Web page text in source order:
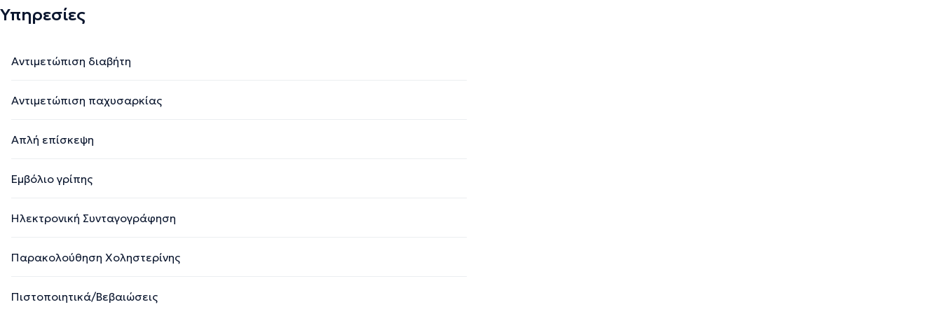
Υπηρεσίες
Αντιμετώπιση διαβήτη
Αντιμετώπιση παχυσαρκίας
Απλή επίσκεψη
Εμβόλιο γρίπης
Ηλεκτρονική Συνταγογράφηση
Παρακολούθηση Χοληστερίνης
Πιστοποιητικά/Βεβαιώσεις